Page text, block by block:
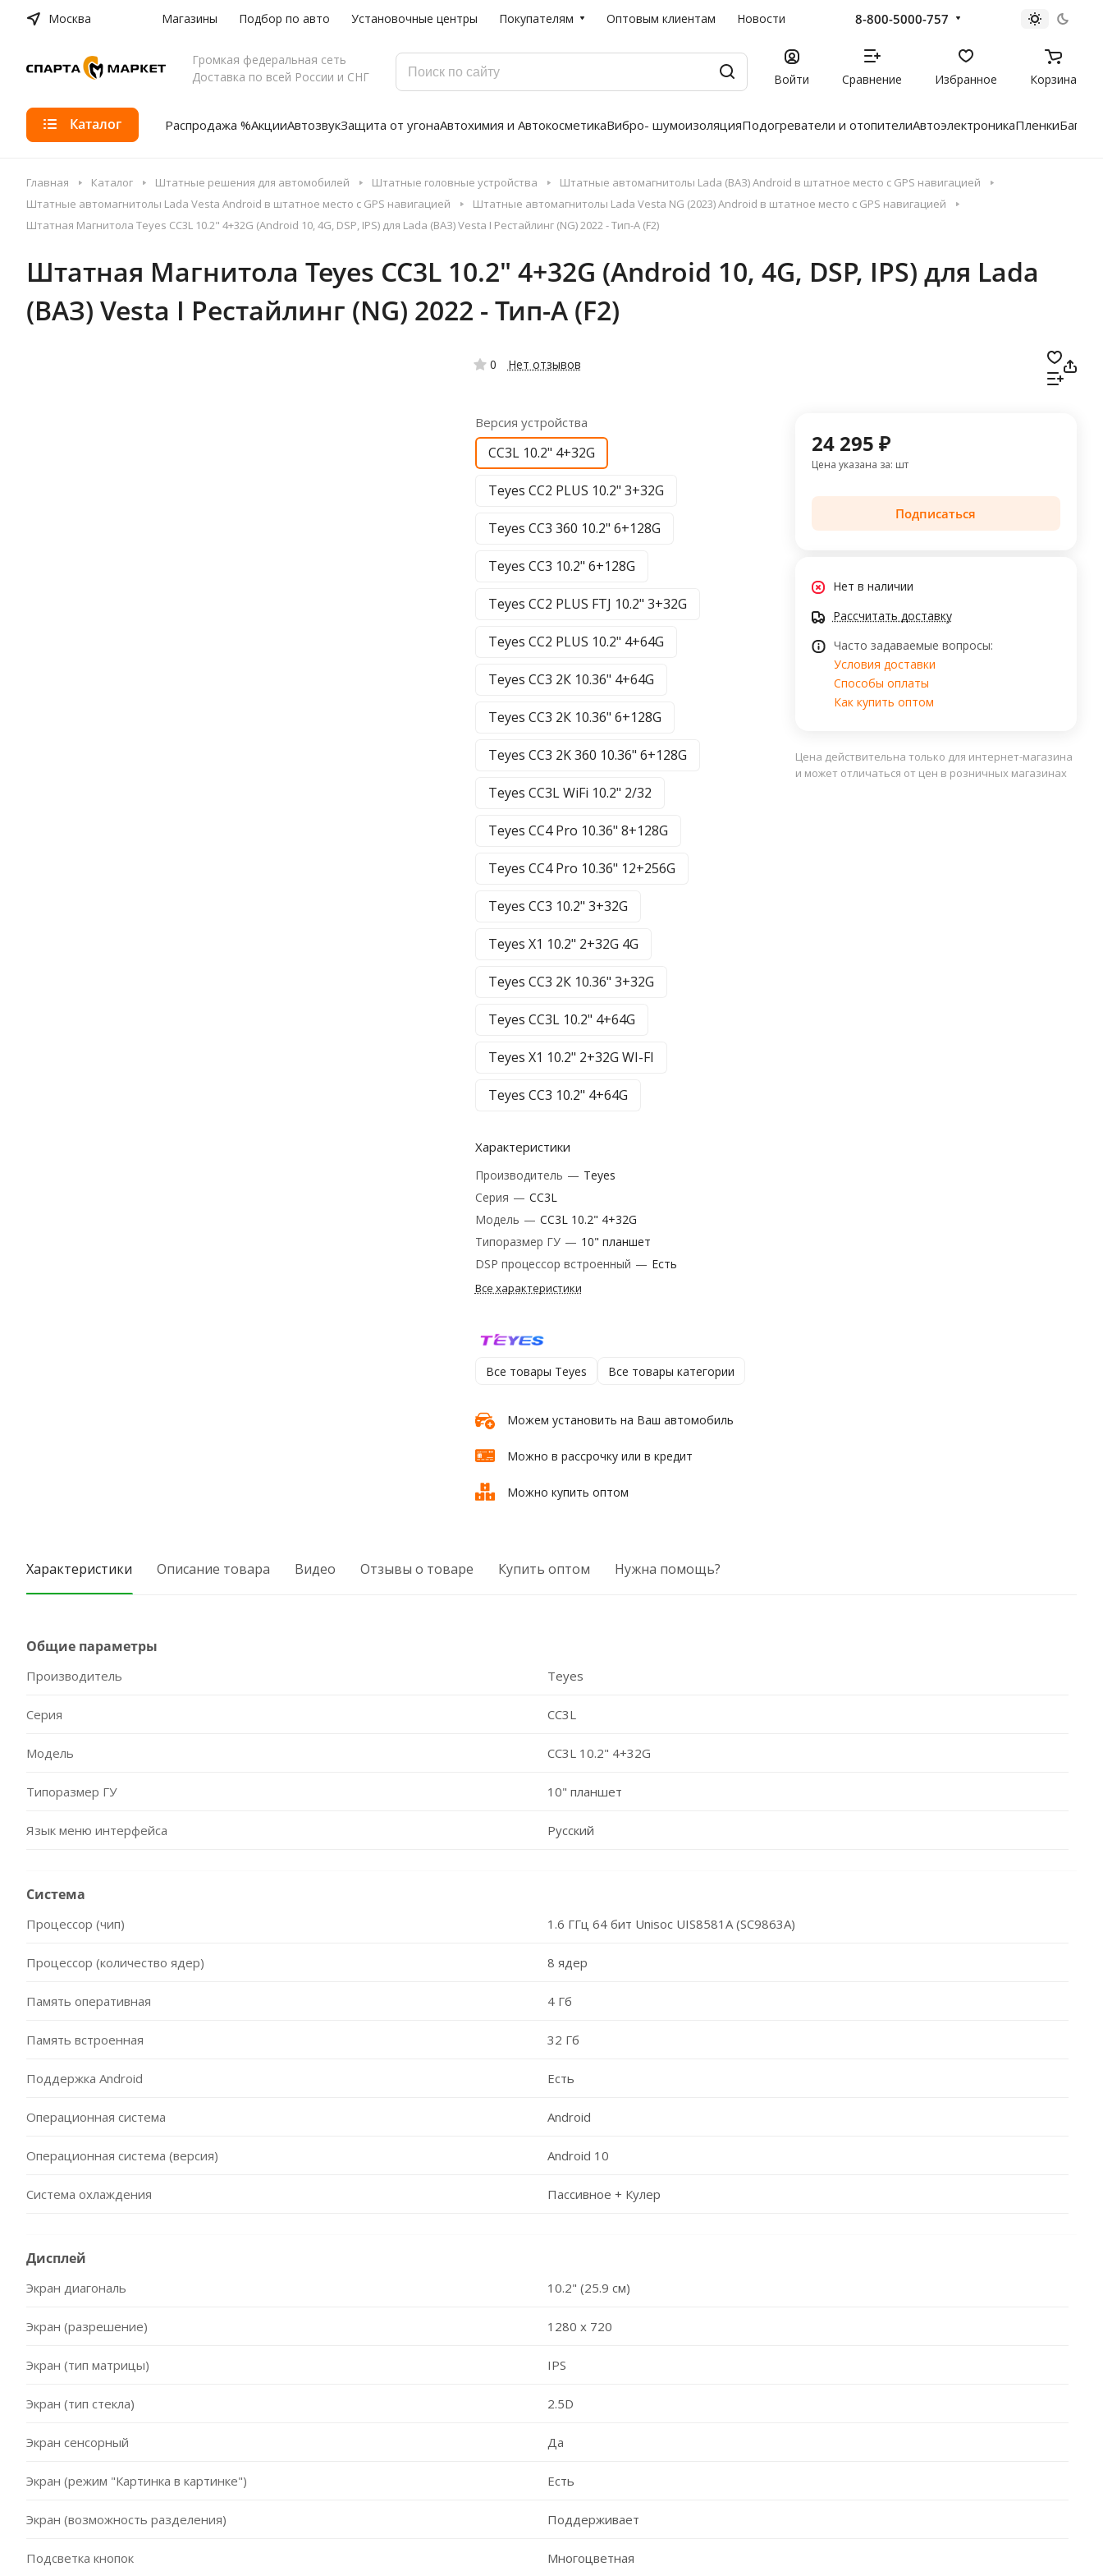
Москва Магазины Подбор по авто Установочные центры Покупателям Оптовым клиентам Новости 8-800-5000-757
Громкая федеральная сеть
Доставка по всей России и СНГ
Войти Сравнение Избранное Корзина
Каталог Распродажа %АкцииАвтозвукЗащита от угонаАвтохимия и АвтокосметикаВибро- шумоизоляцияПодогреватели и отопителиАвтоэлектроникаПленки
Главная Каталог Штатные решения для автомобилей Штатные головные устройства
Штатные автомагнитолы Lada (ВАЗ) Android в штатное место с GPS навигацией
Штатные автомагнитолы Lada Vesta Android в штатное место с GPS навигацией
Штатные автомагнитолы Lada Vesta NG (2023) Android в штатное место с GPS навигацией
Штатная Магнитола Teyes CC3L 10.2" 4+32G (Android 10, 4G, DSP, IPS) для Lada (ВАЗ) Vesta I Рестайлинг (NG) 2022 - Тип-A (F2)
Штатная Магнитола Teyes CC3L 10.2" 4+32G (Android 10, 4G, DSP, IPS) для Lada
(ВАЗ) Vesta I Рестайлинг (NG) 2022 - Тип-A (F2)
0 Нет отзывов
Версия устройства
CC3L 10.2" 4+32G
Teyes CC2 PLUS 10.2" 3+32G
Teyes CC3 360 10.2" 6+128G
Teyes CC3 10.2" 6+128G
Teyes CC2 PLUS FTJ 10.2" 3+32G
Teyes CC2 PLUS 10.2" 4+64G
Teyes CC3 2К 10.36" 4+64G
Teyes CC3 2К 10.36" 6+128G
Teyes CC3 2K 360 10.36" 6+128G
Teyes CC3L WiFi 10.2" 2/32
Teyes CC4 Pro 10.36" 8+128G
Teyes CC4 Pro 10.36" 12+256G
Teyes CC3 10.2" 3+32G
Teyes X1 10.2" 2+32G 4G
Teyes CC3 2К 10.36" 3+32G
Teyes CC3L 10.2" 4+64G
Teyes X1 10.2" 2+32G WI-FI
Teyes CC3 10.2" 4+64G
Характеристики
Производитель — Teyes
Серия — CC3L
Модель — CC3L 10.2" 4+32G
Типоразмер ГУ — 10" планшет
DSP процессор встроенный — Есть
Все характеристики
Все товары Teyes Все товары категории
Можем установить на Ваш автомобиль
Можно в рассрочку или в кредит
Можно купить оптом
24 295 ₽
Цена указана за: шт
Подписаться
Нет в наличии
Рассчитать доставку
Часто задаваемые вопросы:
Условия доставки
Способы оплаты
Как купить оптом
Цена действительна только для интернет-магазина
и может отличаться от цен в розничных магазинах
Характеристики Описание товара Видео Отзывы о товаре Купить оптом Нужна помощь?
Общие параметры
Производитель Teyes
Серия CC3L
Модель CC3L 10.2" 4+32G
Типоразмер ГУ 10" планшет
Язык меню интерфейса Русский
Система
Процессор (чип) 1.6 ГГц 64 бит Unisoc UIS8581A (SC9863A)
Процессор (количество ядер) 8 ядер
Память оперативная 4 Гб
Память встроенная 32 Гб
Поддержка Android Есть
Операционная система Android
Операционная система (версия) Android 10
Система охлаждения Пассивное + Кулер
Дисплей
Экран диагональ 10.2" (25.9 см)
Экран (разрешение) 1280 х 720
Экран (тип матрицы) IPS
Экран (тип стекла) 2.5D
Экран сенсорный Да
Экран (режим "Картинка в картинке") Есть
Экран (возможность разделения) Поддерживает
Подсветка кнопок Многоцветная